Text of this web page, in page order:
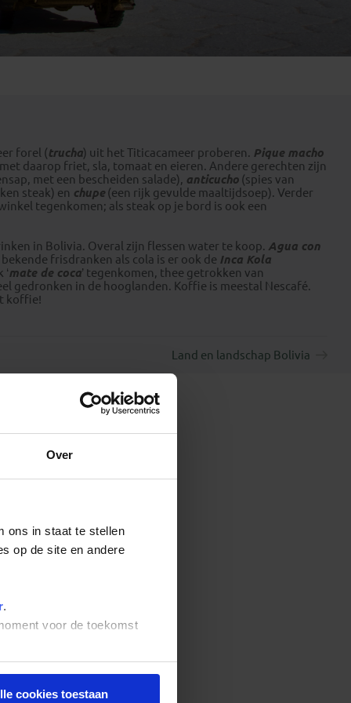
Over
ons in staat te stellen
op de site en andere
.
voor de toekomst
cookies toestaan
Emiraten(1)
forel (trucha) uit het Titicacameer proberen. Pique macho
daarop friet, sla, tomaat en eieren. Andere gerechten zijn
met een bescheiden salade), anticucho (spies van
steak) en chupe (een rijk gevulde maaltijdsoep). Verder
tegenkomen; als steak op je bord is ook een
in Bolivia. Overal zijn flessen water te koop. Agua con
frisdranken als cola is er ook de Inca Kola
mate de coca’ tegenkomen, thee getrokken van
gedronken in de hooglanden. Koffie is meestal Nescafé.
koffie!
Land en landschap Bolivia